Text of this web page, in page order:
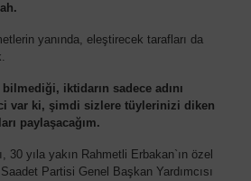
yanında, eleştirecek tarafları da
iktidarın sadece adını
var ki, şimdi sizlere tüylerinizi diken
paylaşacağım.
30 yıla yakın Rahmetli Erbakan`ın özel
Partisi Genel Başkan Yardımcısı